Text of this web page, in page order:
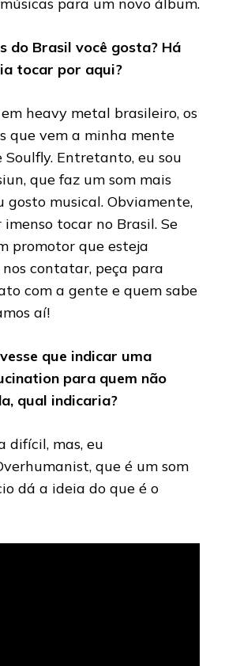
para um novo álbum.
do Brasil você gosta? Há
tocar por aqui?
heavy metal brasileiro, os
que vem a minha mente
Entretanto, eu sou
que faz um som mais
gosto musical. Obviamente,
tocar no Brasil. Se
promotor que esteja
contatar, peça para
com a gente e quem sabe
aí!
que indicar uma
para quem não
qual indicaria?
difícil, mas, eu
que é um som
dá a ideia do que é o